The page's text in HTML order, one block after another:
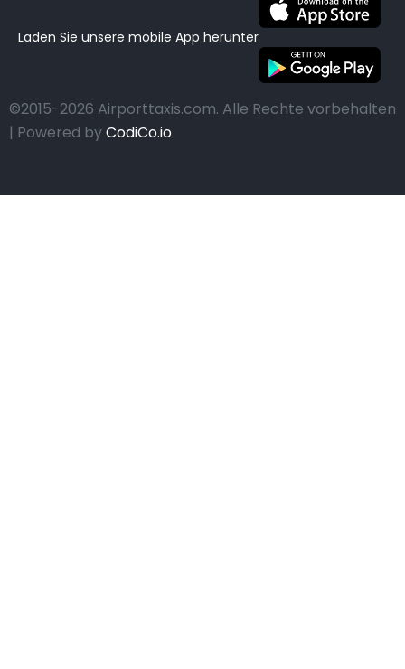
Laden Sie unsere mobile App herunter
©2015-2026 Airporttaxis.com. Alle Rechte vorbehalten
| Powered byCodiCo.io